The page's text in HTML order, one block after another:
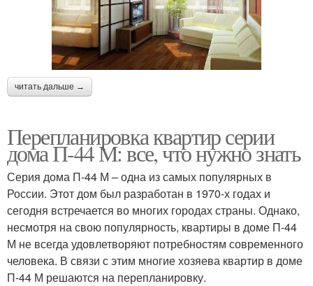
читать дальше →
Перепланировка квартир серии
дома П-44 М: все, что нужно знать
Серия дома П-44 М – одна из самых популярных в
России. Этот дом был разработан в 1970-х годах и
сегодня встречается во многих городах страны. Однако,
несмотря на свою популярность, квартиры в доме П-44
М не всегда удовлетворяют потребностям современного
человека. В связи с этим многие хозяева квартир в доме
П-44 М решаются на перепланировку.